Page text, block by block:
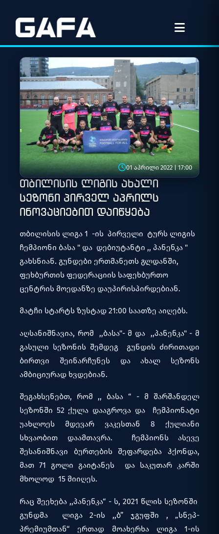
01 აპრილი 2022 | 17:00
თბილისის ლიგის ახალი
სეზონი პირველ აპრილს
ინოვაციებით დაიწყება
თბილისის ლიგა 1 -ის პირველი ტურს ლიგის
ჩემპიონი ბასა " და დებიუტანტი ,, პანენკა "
გახსნიან. გუნდები ერთმანეთს გლდანში,
ფეხბურთის ფედერაციის საფეხბურთო
ცენტრის მოედანზე დაუპირისპირდებიან.
მატჩი სტარტს ზუსტად 21:00 საათზე აიღებს.
აღსანიშნავია, რომ ,,ბასა"- მ და ,,პანენკა" - მ
გასული სეზონის შემდეგ გუნდის ძირითადი
ბირთვი შეინარჩუნეს და ახალ სეზონს
ამბიციურად ხვდებიან.
შეგახსენებთ, რომ ,, ბასა “ - მ შარშანდელ
სეზონში 52 ქულა დააგროვა და ჩემპიონატი
უახლოეს მდევარ ვაკესთან 8 ქულიანი
სხვაობით დაამთავრა. ჩემპიონს ასევე
შესანიშნავი ბურთების შეფარდება ჰქონდა,
მათ 71 გოლი გაიტანეს და საკუთარ კარში
მხოლოდ 15 მიიღეს.
რაც შეეხება ,,პანენკა“ - ს, 2021 წლის სეზონში
გუნდმა ლიგა 2-ის ,,ბ” ჯგუფში , „სნეპ-
პრემიუმთან“ ერთად მოახერხა ლიგა 1-ის